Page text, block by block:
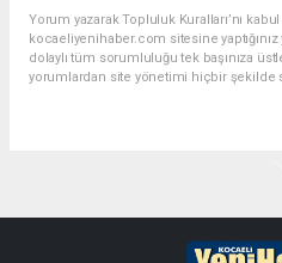
Yorum yazarak Topluluk Kuralları’nı
kocaeliyenihaber.com sitesine
dolaylı tüm sorumluluğu tek başınıza
yorumlardan site yönetimi hiçbir şekilde